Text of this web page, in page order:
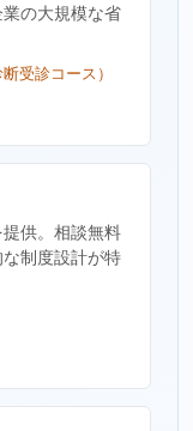
の大規模な省
受診コース）
供。相談無料
制度設計が特